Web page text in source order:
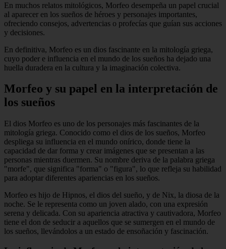
En muchos relatos mitológicos, Morfeo desempeña un papel crucial
al aparecer en los sueños de héroes y personajes importantes,
ofreciendo consejos, advertencias o profecías que guían sus acciones
y decisiones.
En definitiva, Morfeo es un dios fascinante en la mitología griega,
cuyo poder e influencia en el mundo de los sueños ha dejado una
huella duradera en la cultura y la imaginación colectiva.
Morfeo y su papel en la interpretación de
los sueños
El dios Morfeo es uno de los personajes más fascinantes de la
mitología griega. Conocido como el dios de los sueños, Morfeo
despliega su influencia en el mundo onírico, donde tiene la
capacidad de dar forma y crear imágenes que se presentan a las
personas mientras duermen. Su nombre deriva de la palabra griega
"morfe", que significa "forma" o "figura", lo que refleja su habilidad
para adoptar diferentes apariencias en los sueños.
Morfeo es hijo de Hipnos, el dios del sueño, y de Nix, la diosa de la
noche. Se le representa como un joven alado, con una expresión
serena y delicada. Con su apariencia atractiva y cautivadora, Morfeo
tiene el don de seducir a aquellos que se sumergen en el mundo de
los sueños, llevándolos a un estado de ensoñación y fascinación.